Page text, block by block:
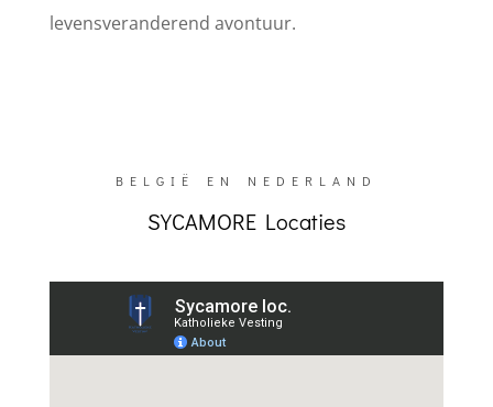
levensveranderend avontuur.
BELGIË EN NEDERLAND
SYCAMORE Locaties